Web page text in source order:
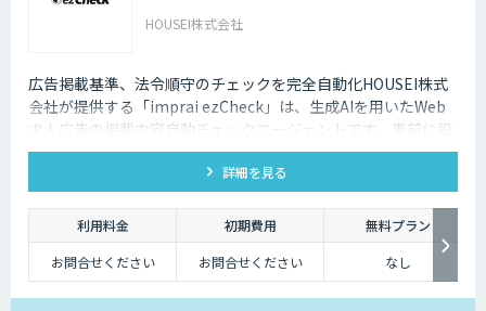
HOUSEI株式会社
広告掲載基準、法令順守のチェックを完全自動化HOUSEI株式
会社が提供する「imprai ezCheck」は、生成AIを用いたWeb
求人広告の掲載内容自動チェックエージェントです。事前に設
定されたチェック条件に基づき、対象求人サイトを自動で巡回
し、結果レポートを送信します。詳細を見る
利用料金 初期費用
無料プラン
お問合せください
お問合せください なし